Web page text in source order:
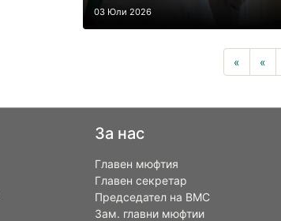
03 Юли 2026
« «
За нас
Главен мюфтия
Главен секретар
Председател на ВМС
Зам. главни мюфтии